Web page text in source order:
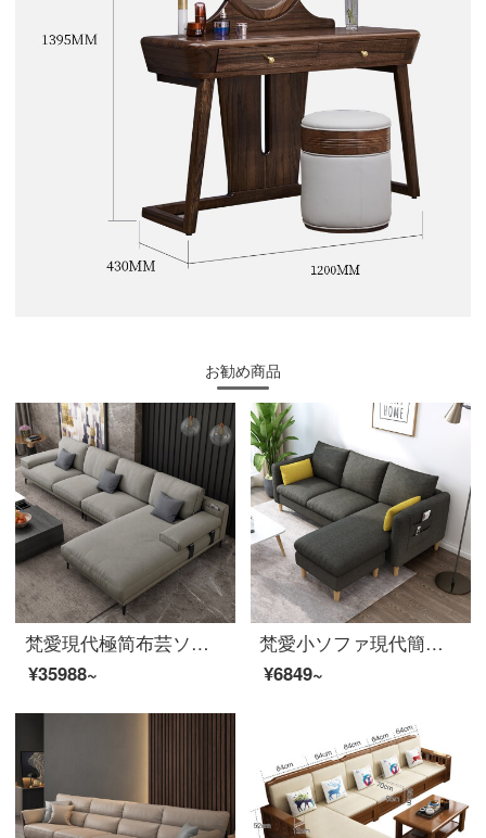
お勧め商品
梵愛現代極简布芸ソファリビングセット北欧サイズの部屋型ソファ家具ペア+シングル+貴妃+足をアップグレード版-三防布(ラテックスシートバッグ)
¥35988~
梵愛小ソファ現代簡単北欧スタイルの小さな家型布芸ソファ綿麻ソファセットリビング家具3人の色備考
¥6849~